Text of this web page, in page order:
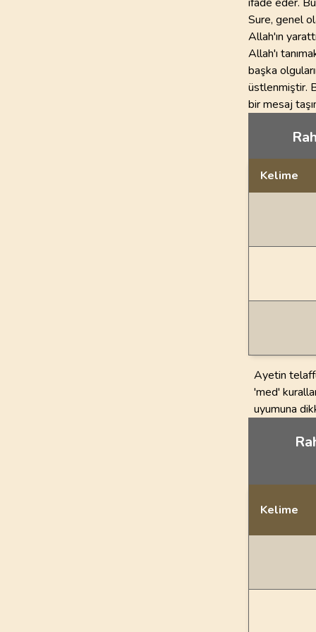
Sure, genel
Allah'ın
Allah'ı
başka
üstlenmiştir.
bir mesaj
Kelime
Ayetin
'med'
uyumuna
Kelime